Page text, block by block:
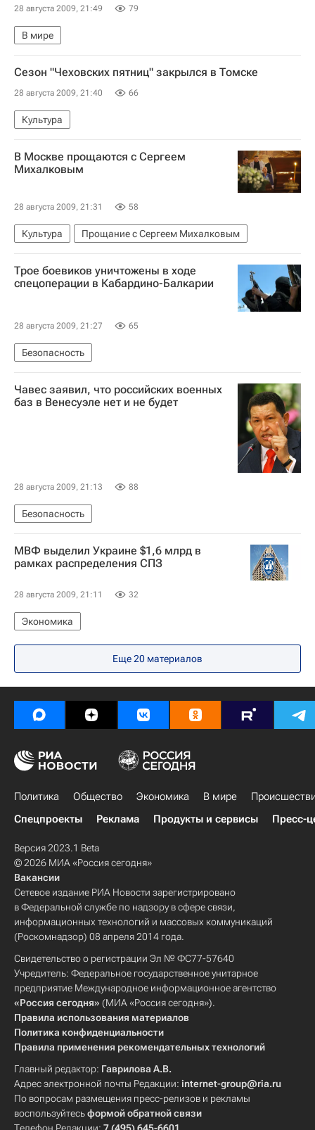
28 августа 2009, 21:49 79
В мире
Сезон "Чеховских пятниц" закрылся в Томске
28 августа 2009, 21:40 66
Культура
В Москве прощаются с Сергеем
Михалковым
28 августа 2009, 21:31 58
Культура Прощание с Сергеем Михалковым
Трое боевиков уничтожены в ходе
спецоперации в Кабардино-Балкарии
28 августа 2009, 21:27 65
Безопасность
Чавес заявил, что российских военных
баз в Венесуэле нет и не будет
28 августа 2009, 21:13 88
Безопасность
МВФ выделил Украине $1,6 млрд в
рамках распределения СПЗ
28 августа 2009, 21:11 32
Экономика
Еще 20 материалов
Политика Общество Экономика В мире
Спецпроекты
Реклама Продукты и сервисы Пресс-
Версия 2023.1 Beta
© 2026 МИА «Россия сегодня»
Вакансии
Сетевое издание РИА Новости зарегистрировано
в Федеральной службе по надзору в сфере связи,
информационных технологий и массовых коммуникаций
(Роскомнадзор) 08 апреля 2014 года.
Свидетельство о регистрации Эл № ФС77-57640
Учредитель: Федеральное государственное унитарное
предприятие Международное информационное агентство
«Россия сегодня» (МИА «Россия сегодня»).
Правила использования материалов
Политика конфиденциальности
Правила применения рекомендательных технологий
Главный редактор: Гаврилова А.В.
Адрес электронной почты Редакции: internet-group@ria.ru
По вопросам размещения пресс-релизов и рекламы
воспользуйтесьформой обратной связи